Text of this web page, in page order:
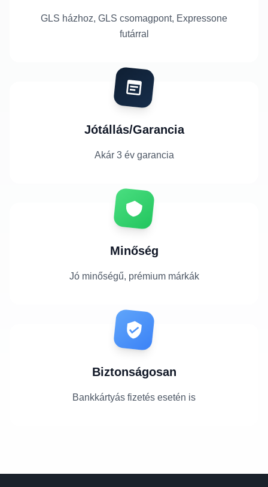
GLS házhoz, GLS csomagpont, Expressone
futárral
Jótállás/Garancia
Akár 3 év garancia
Minőség
Jó minőségű, prémium márkák
Biztonságosan
Bankkártyás fizetés esetén is